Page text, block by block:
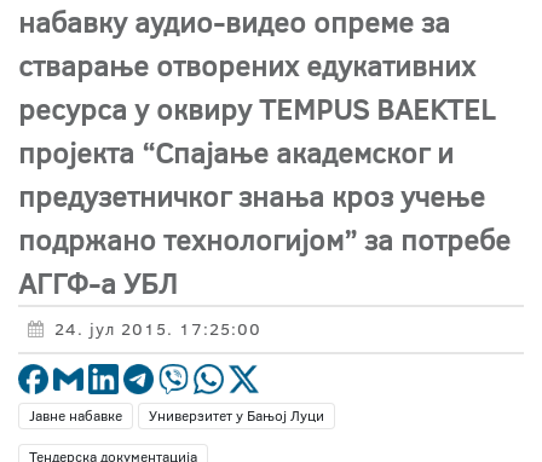
набавку аудио-видео опреме за
стварање отворених едукативних
ресурса у оквиру TEMPUS BAEKTEL
пројекта “Спајање aкадемског и
предузетничког знања кроз учење
подржано технологијом” за потребе
AГГФ-а УБЛ
24. јул 2015. 17:25:00
Јавне набавке
Универзитет у Бањој Луци
Тендерска документација